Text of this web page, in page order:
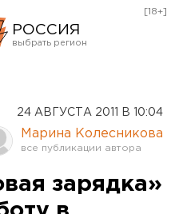
РОССИЯ
Оренбург
[18+]
24 АВГУСТА 2011 В 10:04
Марина Колесникова
зарядка»